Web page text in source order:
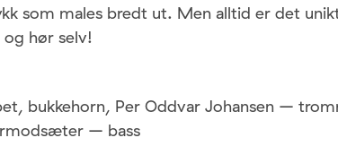
som males bredt ut. Men alltid er det
hør selv!
bukkehorn, Per Oddvar Johansen –
– bass